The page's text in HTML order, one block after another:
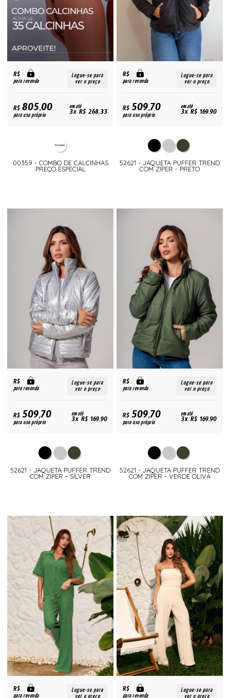
R$
para revenda
Logue-se para
ver o preço
R$805,00
para uso próprio
em até
3x R$ 268,33
00359 - COMBO DE CALCINHAS
PREÇO ESPECIAL
R$
para revenda
Logue-se para
ver o preço
R$509,70
para uso próprio
em até
3x R$ 169,90
52621 - JAQUETA PUFFER TREND
COM ZÍPER - PRETO
R$
para revenda
Logue-se para
ver o preço
R$509,70
para uso próprio
em até
3x R$ 169,90
52621 - JAQUETA PUFFER TREND
COM ZÍPER - SÍLVER
R$
para revenda
Logue-se para
ver o preço
R$509,70
para uso próprio
em até
3x R$ 169,90
52621 - JAQUETA PUFFER TREND
COM ZÍPER - VERDE OLIVA
R$
para revenda
Logue-se para
ver o preço
R$
para revenda
Logue-se para
ver o preço